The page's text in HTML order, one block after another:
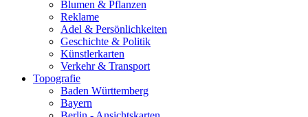
Blumen & Pflanzen
Reklame
Adel & Persönlichkeiten
Geschichte & Politik
Künstlerkarten
Verkehr & Transport
Topografie
Baden Württemberg
Bayern